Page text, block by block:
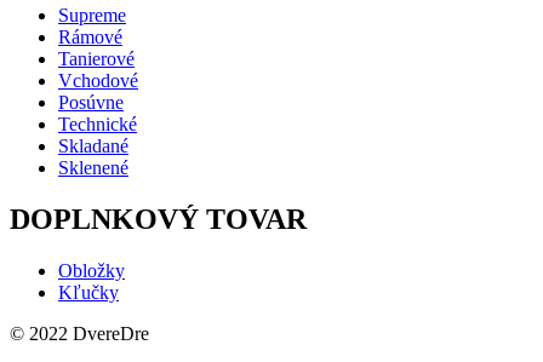
Supreme
Rámové
Tanierové
Vchodové
Posúvne
Technické
Skladané
Sklenené
DOPLNKOVÝ TOVAR
Obložky
Kľučky
© 2022 DvereDre